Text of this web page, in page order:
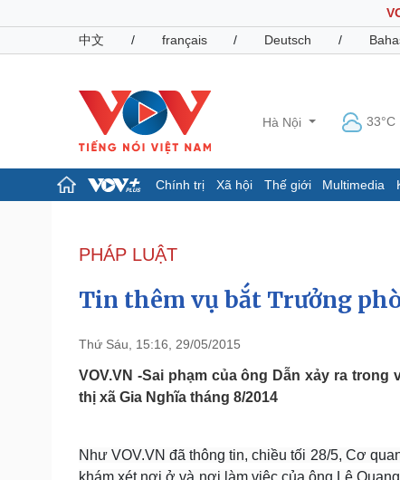
中文
/ français / Deutsch /
Hà Nội 33°C
Chính trị Xã hội Thế giới Multimedia
Đảng
Tổ chức nhân sự
Nhận diện sự thật
Giáo dục
Dấu ấn VOV
Pháp luật
Vụ án
Quân sự - Quốc
Vũ khí
PHÁP LUẬT
Tin thêm vụ bắt Trưởng
Thứ Sáu, 15:16, 29/05/2015
VOV.VN -Sai phạm của ông Dẫn xảy ra
thị xã Gia Nghĩa tháng 8/2014
Như VOV.VN đã thông tin, chiều tối 28/5, Cơ
khám xét nơi ở và nơi làm việc của ông Lê